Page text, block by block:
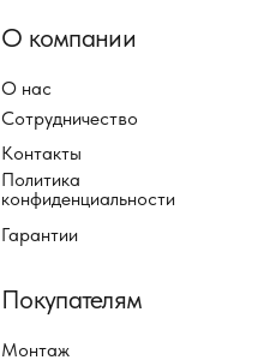
О нас
Сотрудничество
Контакты
Политика
конфиденциальности
О компании
Монтаж
Покупателям
Гарантии